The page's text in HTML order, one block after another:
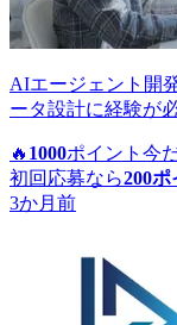
AIエージェント開
ータ設計に経験が
🔥 1000ポイント 今
初回応募なら200ポ
3か月前